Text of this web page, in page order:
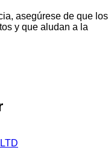
asegúrese de que los
y que aludan a la